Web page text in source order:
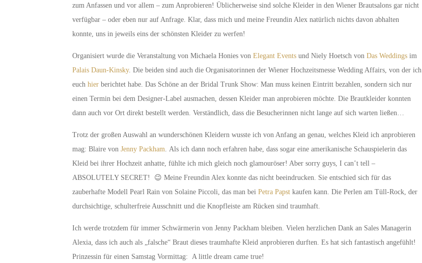
zum Anfassen und vor allem – zum Anprobieren! Üblicherweise sind solche Kleider in den Wiener Brautsalons gar nicht
verfügbar – oder eben nur auf Anfrage. Klar, dass mich und meine Freundin Alex natürlich nichts davon abhalten
konnte, uns in jeweils eins der schönsten Kleider zu werfen!
Organisiert wurde die Veranstaltung von Michaela Honies von Elegant Events und Niely Hoetsch von Das Weddings im
Palais Daun-Kinsky. Die beiden sind auch die Organisatorinnen der Wiener Hochzeitsmesse Wedding Affairs, von der ich
euch hier berichtet habe. Das Schöne an der Bridal Trunk Show: Man muss keinen Eintritt bezahlen, sondern sich nur
einen Termin bei dem Designer-Label ausmachen, dessen Kleider man anprobieren möchte. Die Brautkleider konnten
dann auch vor Ort direkt bestellt werden. Verständlich, dass die Besucherinnen nicht lange auf sich warten ließen…
Trotz der großen Auswahl an wunderschönen Kleidern wusste ich von Anfang an genau, welches Kleid ich anprobieren
mag: Blaire von Jenny Packham. Als ich dann noch erfahren habe, dass sogar eine amerikanische Schauspielerin das
Kleid bei ihrer Hochzeit anhatte, fühlte ich mich gleich noch glamouröser! Aber sorry guys, I can’t tell –
ABSOLUTELY SECRET! 😉 Meine Freundin Alex konnte das nicht beeindrucken. Sie entschied sich für das
zauberhafte Modell Pearl Rain von Solaine Piccoli, das man bei Petra Papst kaufen kann. Die Perlen am Tüll-Rock, der
durchsichtige, schulterfreie Ausschnitt und die Knopfleiste am Rücken sind traumhaft.
Ich werde trotzdem für immer Schwärmerin von Jenny Packham bleiben. Vielen herzlichen Dank an Sales Managerin
Alexia, dass ich auch als „falsche“ Braut dieses traumhafte Kleid anprobieren durften. Es hat sich fantastisch angefühlt!
Prinzessin für einen Samstag Vormittag: A little dream came true!